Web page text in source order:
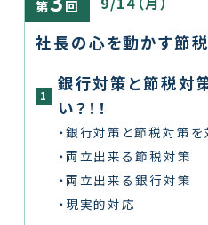
第 回
社長の心を動かす節
1
銀行対策と節税対
い？！！
・銀行対策と節税対策
・両立出来る節税対策
・両立出来る銀行対策
・現実的対応